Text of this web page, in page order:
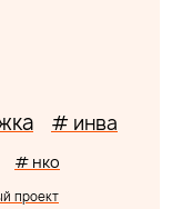
# инва
# нко
проект